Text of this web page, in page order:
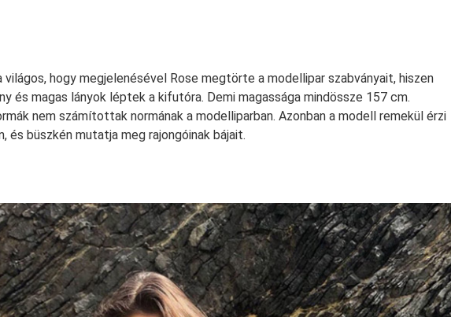
világos, hogy megjelenésével Rose megtörte a modellipar szabványait, hiszen
és magas lányok léptek a kifutóra. Demi magassága mindössze 157 cm.
nem számítottak normának a modelliparban. Azonban a modell remekül érzi
és büszkén mutatja meg rajongóinak bájait.